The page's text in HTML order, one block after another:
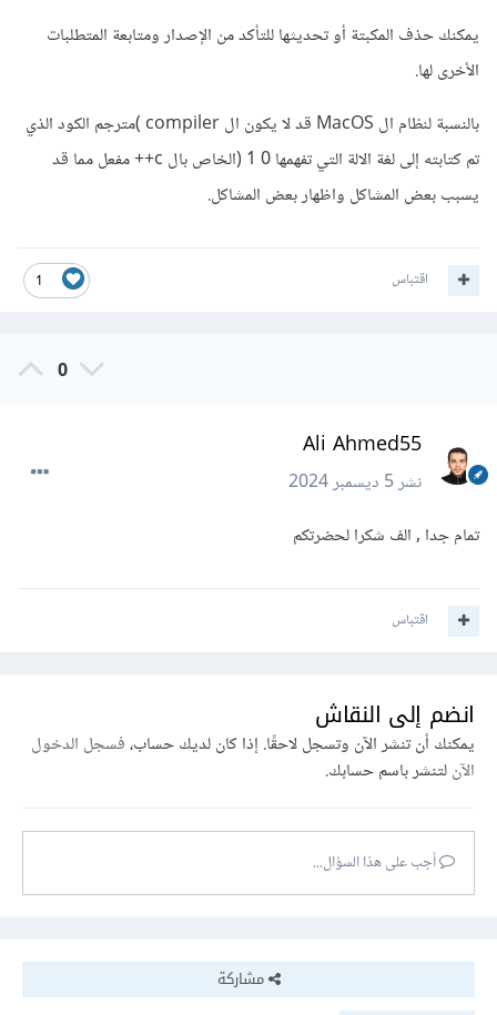
يمكنك حذف المكبتة أو تحديثها للتأكد من الإصدار ومتابعة المتطلبات
الأخرى لها.
بالنسبة لنظام ال MacOS قد لا يكون ال compiler )مترجم الكود الذي
تم كتابته إلى لغة الالة التي تفهمها 0 1 (الخاص بال c++ مفعل مما قد
يسبب بعض المشاكل واظهار بعض المشاكل.
1 اقتباس
0
Ali Ahmed55
نشر5 ديسمبر 2024
تمام جدا , الف شكرا لحضرتكم
اقتباس
انضم إلى النقاش
يمكنك أن تنشر الآن وتسجل لاحقًا. إذا كان لديك حساب،فسجل الدخول
الآنلتنشر باسم حسابك.
أجب على هذا السؤال...
مشاركة